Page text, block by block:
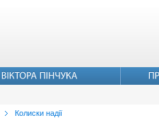
Колиски надії